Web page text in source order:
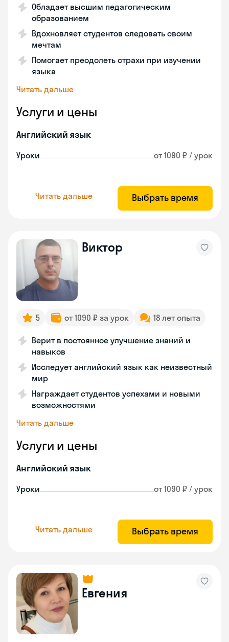
Обладает высшим педагогическим
образованием
Вдохновляет студентов следовать своим
мечтам
Помогает преодолеть страхи при изучении
языка
Читать дальше
Услуги и цены
Английский язык
Уроки от 1090 ₽ / урок
Читать дальше Выбрать время
Виктор
5 от 1090 ₽ за урок 18 лет опыта
Верит в постоянное улучшение знаний и
навыков
Исследует английский язык как неизвестный
мир
Награждает студентов успехами и новыми
возможностями
Читать дальше
Услуги и цены
Английский язык
Уроки от 1090 ₽ / урок
Читать дальше Выбрать время
Евгения